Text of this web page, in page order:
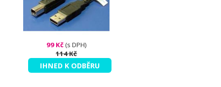
99 Kč(s DPH)
114 Kč
IHNED K ODBĚRU